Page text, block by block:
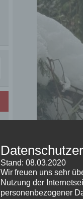
Stand: 08.03.2020
Wir freuen uns sehr
Nutzung der
personenbezogener